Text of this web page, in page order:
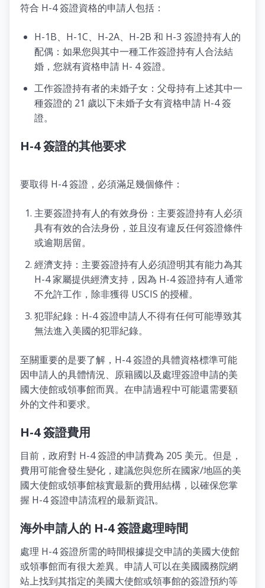
符合 H-4 簽證資格的申請人包括：
H-1B、H-1C、H-2A、H-2B 和 H-3 簽證持有人的
配偶：如果您與其中一種工作簽證持有人合法結
婚，您就有資格申請 H- 4 簽證。
工作簽證持有者的未婚子女：父母持有上述其中一
種簽證的 21 歲以下未婚子女有資格申請 H-4 簽
證。
H-4 簽證的其他要求
要取得 H-4 簽證，必須滿足幾個條件：
主要簽證持有人的有效身份：主要簽證持有人必須
具有有效的合法身份，並且沒有違反任何簽證條件
或逾期居留。
經濟支持：主要簽證持有人必須證明其有能力為其
H-4 家屬提供經濟支持，因為 H-4 簽證持有人通常
不允許工作，除非獲得 USCIS 的授權。
犯罪紀錄：H-4 簽證申請人不得有任何可能導致其
無法進入美國的犯罪紀錄。
至關重要的是要了解，H-4 簽證的具體資格標準可能
因申請人的具體情況、原籍國以及處理簽證申請的美
國大使館或領事館而異。在申請過程中可能還需要額
外的文件和要求。
H-4 簽證費用
目前，政府對 H-4 簽證的申請費為 205 美元。但是，
費用可能會發生變化，建議您與您所在國家/地區的美
國大使館或領事館核實最新的費用結構，以確保您掌
握 H-4 簽證申請流程的最新資訊。
海外申請人的 H-4 簽證處理時間
處理 H-4 簽證所需的時間根據提交申請的美國大使館
或領事館而有很大差異。申請人可以在美國國務院網
站上找到其指定的美國大使館或領事館的簽證預約等